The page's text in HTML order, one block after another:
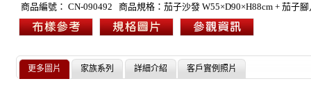
商品編號： CN-090492 商品規格： 茄子沙發 W55×D90×H88cm + 茄子腳
更多圖片 家族系列 詳細介紹 客戶實例照片